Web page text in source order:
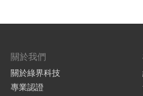
關於我們
關於綠界科技
專業認證